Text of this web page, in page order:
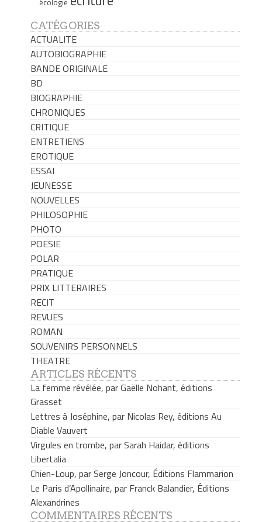
CATÉGORIES
ACTUALITE
AUTOBIOGRAPHIE
BANDE ORIGINALE
BD
BIOGRAPHIE
CHRONIQUES
CRITIQUE
ENTRETIENS
EROTIQUE
ESSAI
JEUNESSE
NOUVELLES
PHILOSOPHIE
PHOTO
POESIE
POLAR
PRATIQUE
PRIX LITTERAIRES
RECIT
REVUES
ROMAN
SOUVENIRS PERSONNELS
THEATRE
ARTICLES RÉCENTS
La femme révélée, par Gaëlle Nohant, éditions
Grasset
Lettres à Joséphine, par Nicolas Rey, éditions Au
Diable Vauvert
Virgules en trombe, par Sarah Haidar, éditions
Libertalia
Chien-Loup, par Serge Joncour, Éditions Flammarion
Le Paris d’Apollinaire, par Franck Balandier, Éditions
Alexandrines
COMMENTAIRES RÉCENTS